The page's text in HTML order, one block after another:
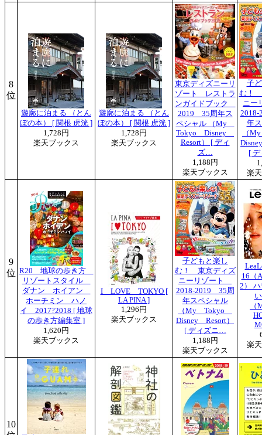
8
位
遊廓に泊まる （とん
ぼの本） [ 関根 虎洸 ]
1,728円
楽天ブックス
遊廓に泊まる （とん
ぼの本） [ 関根 虎洸 ]
1,728円
楽天ブックス
東京ディズニーリ
ゾート レストラ
ンガイドブック
2019 35周年ス
ペシャル （My
Tokyo Disney
Resort） [ ディ
ズ…
1,188円
楽天ブックス
子
む！
ニ
年
（
[
楽
9
位 R20 地球の歩き方
リゾートスタイル
ダナン ホイアン
ホーチミン ハノ
イ 2017?2018 [ 地球
の歩き方編集室 ]
1,620円
楽天ブックス
I LOVE TOKYO [
LA PINA ]
1,296円
楽天ブックス
子どもと楽し
む！ 東京ディズ
ニーリゾート
2018-2019 35周
年スペシャル
（My Tokyo
Disney Resort）
[ ディズニ…
1,188円
楽天ブックス
16（
2）
楽
10